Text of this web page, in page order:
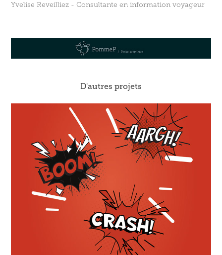
Yvelise Reveilliez - Consultante en information voyageur
D'autres projets